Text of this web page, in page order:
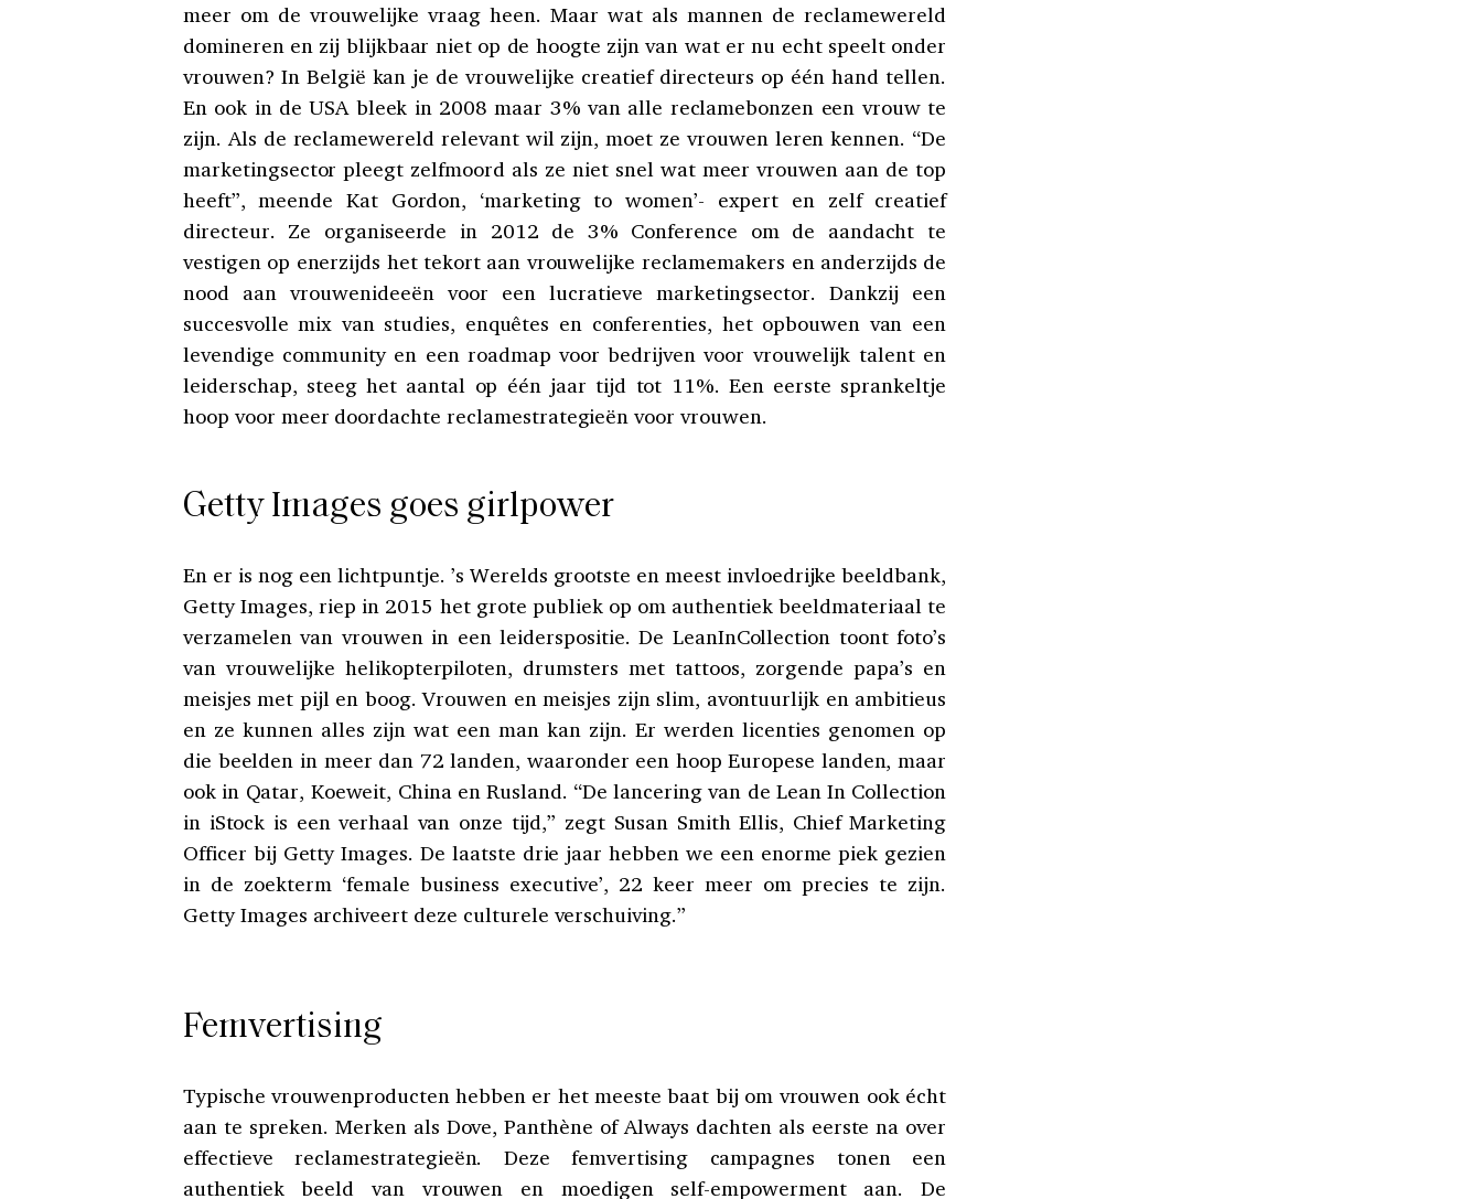
meer om de vrouwelijke vraag heen. Maar wat als mannen de reclamewereld
domineren en zij blijkbaar niet op de hoogte zijn van wat er nu echt speelt onder
vrouwen? In België kan je de vrouwelijke creatief directeurs op één hand tellen.
En ook in de USA bleek in 2008 maar 3% van alle reclamebonzen een vrouw te
zijn. Als de reclamewereld relevant wil zijn, moet ze vrouwen leren kennen. “De
marketingsector pleegt zelfmoord als ze niet snel wat meer vrouwen aan de top
heeft”, meende Kat Gordon, ‘marketing to women’- expert en zelf creatief
directeur. Ze organiseerde in 2012 de 3% Conference om de aandacht te
vestigen op enerzijds het tekort aan vrouwelijke reclamemakers en anderzijds de
nood aan vrouwenideeën voor een lucratieve marketingsector. Dankzij een
succesvolle mix van studies, enquêtes en conferenties, het opbouwen van een
levendige community en een roadmap voor bedrijven voor vrouwelijk talent en
leiderschap, steeg het aantal op één jaar tijd tot 11%. Een eerste sprankeltje
hoop voor meer doordachte reclamestrategieën voor vrouwen.
Getty Images goes girlpower
En er is nog een lichtpuntje. ’s Werelds grootste en meest invloedrijke beeldbank,
Getty Images, riep in 2015 het grote publiek op om authentiek beeldmateriaal te
verzamelen van vrouwen in een leiderspositie. De LeanInCollection toont foto’s
van vrouwelijke helikopterpiloten, drumsters met tattoos, zorgende papa’s en
meisjes met pijl en boog. Vrouwen en meisjes zijn slim, avontuurlijk en ambitieus
en ze kunnen alles zijn wat een man kan zijn. Er werden licenties genomen op
die beelden in meer dan 72 landen, waaronder een hoop Europese landen, maar
ook in Qatar, Koeweit, China en Rusland. “De lancering van de Lean In Collection
in iStock is een verhaal van onze tijd,” zegt Susan Smith Ellis, Chief Marketing
Officer bij Getty Images. De laatste drie jaar hebben we een enorme piek gezien
in de zoekterm ‘female business executive’, 22 keer meer om precies te zijn.
Getty Images archiveert deze culturele verschuiving.”
Femvertising
Typische vrouwenproducten hebben er het meeste baat bij om vrouwen ook écht
aan te spreken. Merken als Dove, Panthène of Always dachten als eerste na over
effectieve reclamestrategieën. Deze femvertising campagnes tonen een
authentiek beeld van vrouwen en moedigen self-empowerment aan. De